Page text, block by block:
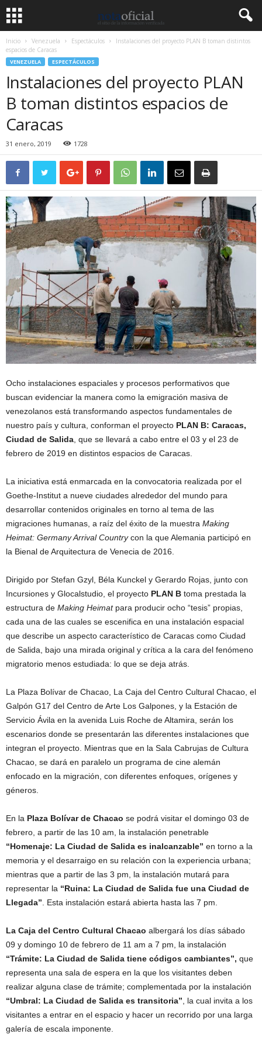
Inicio Venezuela Espectáculos
Instalaciones del proyecto PLAN B toman distintos
espacios de Caracas
VENEZUELA ESPECTÁCULOS
Instalaciones del proyecto PLAN
B toman distintos espacios de
Caracas
31 enero, 2019 1728
Ocho instalaciones espaciales y procesos performativos que
buscan evidenciar la manera como la emigración masiva de
venezolanos está transformando aspectos fundamentales de
nuestro país y cultura, conforman el proyecto PLAN B: Caracas,
Ciudad de Salida , que se llevará a cabo entre el 03 y el 23 de
febrero de 2019 en distintos espacios de Caracas.
La iniciativa está enmarcada en la convocatoria realizada por el
Goethe-Institut a nueve ciudades alrededor del mundo para
desarrollar contenidos originales en torno al tema de las
migraciones humanas, a raíz del éxito de la muestra Making
Heimat: Germany Arrival Countrycon la que Alemania participó en
la Bienal de Arquitectura de Venecia de 2016.
Dirigido por Stefan Gzyl, Béla Kunckel y Gerardo Rojas, junto con
Incursiones y Glocalstudio, el proyecto PLAN B toma prestada la
estructura de Making Heimatpara producir ocho “tesis” propias,
cada una de las cuales se escenifica en una instalación espacial
que describe un aspecto característico de Caracas como Ciudad
de Salida, bajo una mirada original y crítica a la cara del fenómeno
migratorio menos estudiada: lo que se deja atrás.
La Plaza Bolívar de Chacao, La Caja del Centro Cultural Chacao, el
Galpón G17 del Centro de Arte Los Galpones, y la Estación de
Servicio Ávila en la avenida Luis Roche de Altamira, serán los
escenarios donde se presentarán las diferentes instalaciones que
integran el proyecto. Mientras que en la Sala Cabrujas de Cultura
Chacao, se dará en paralelo un programa de cine alemán
enfocado en la migración, con diferentes enfoques, orígenes y
géneros.
En la Plaza Bolívar de Chacao se podrá visitar el domingo 03 de
febrero, a partir de las 10 am, la instalación penetrable
“Homenaje: La Ciudad de Salida es inalcanzable” en torno a la
memoria y el desarraigo en su relación con la experiencia urbana;
mientras que a partir de las 3 pm, la instalación mutará para
representar la “Ruina: La Ciudad de Salida fue una Ciudad de
Llegada” . Esta instalación estará abierta hasta las 7 pm.
La Caja del Centro Cultural Chacao albergará los días sábado
09 y domingo 10 de febrero de 11 am a 7 pm, la instalación
“Trámite: La Ciudad de Salida tiene códigos cambiantes”, que
representa una sala de espera en la que los visitantes deben
realizar alguna clase de trámite; complementada por la instalación
“Umbral: La Ciudad de Salida es transitoria” , la cual invita a los
visitantes a entrar en el espacio y hacer un recorrido por una larga
galería de escala imponente.